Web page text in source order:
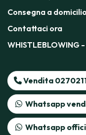
Consegna a domicilio
Contattaci ora
WHISTLEBLOWING
Vendita
Whatsapp
Whatsapp